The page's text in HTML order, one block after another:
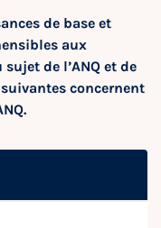
de base et
aux
de l’ANQ et de
suivantes concernent